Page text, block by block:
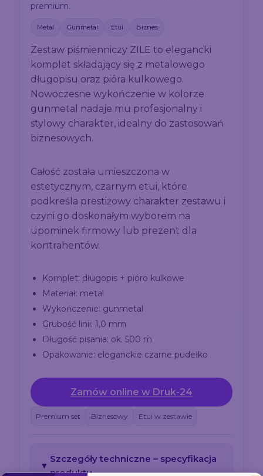
premium.
Metal Gunmetal Etui Biznes
Zestaw piśmienniczy ZILE to elegancki
komplet składający się z metalowego
długopisu oraz pióra kulkowego.
Nowoczesne wykończenie w kolorze
gunmetal nadaje mu profesjonalny i
stylowy charakter, idealny do zastosowań
biznesowych.
Całość została umieszczona w
estetycznym, czarnym etui, które
podkreśla prestiżowy charakter zestawu i
czyni go doskonałym wyborem na
upominek firmowy lub prezent dla
kontrahentów.
Komplet: długopis + pióro kulkowe
Materiał: metal
Wykończenie: gunmetal
Grubość linii: 1,0 mm
Długość pisania: ok. 500 m
Opakowanie: eleganckie czarne pudełko
Zamów online w Druk-24
Premium set Biznesowy Etui w zestawie
Szczegóły techniczne – specyfikacja
produktu